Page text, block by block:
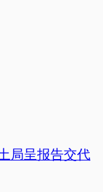
局呈报告交代